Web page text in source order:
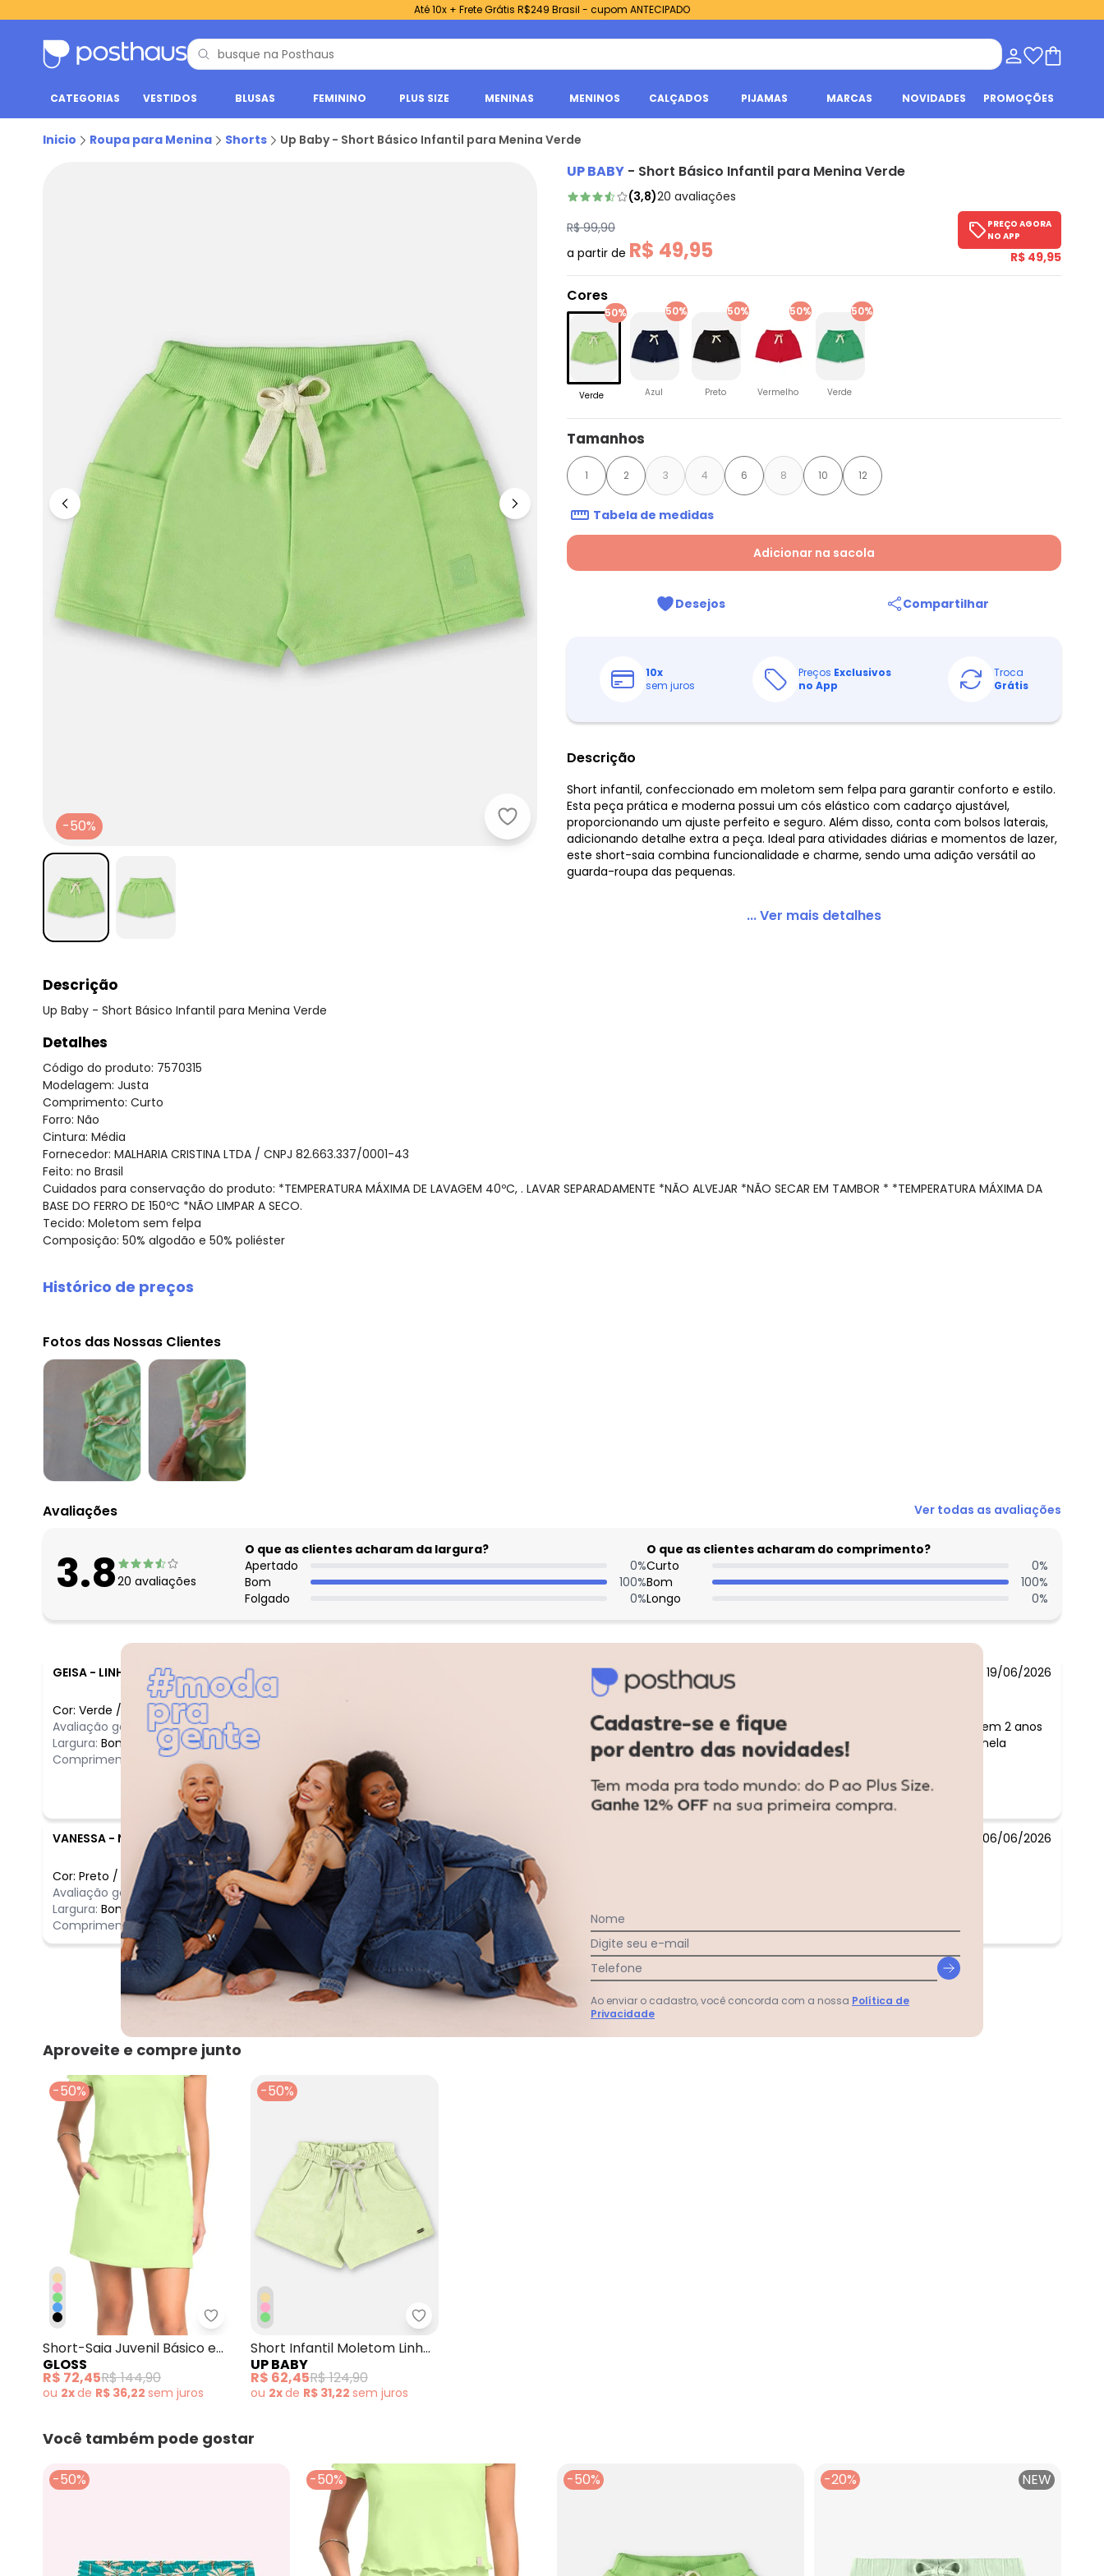
Até 10x + Frete Grátis R$249 Brasil - cupom ANTECIPADO
CATEGORIAS VESTIDOS BLUSAS FEMININO PLUS SIZE MENINAS MENINOS CALÇADOS PIJAMAS MARCAS NOVIDADES PROMOÇÕES
Inicio Roupa para Menina Shorts Up Baby - Short Básico Infantil para Menina Verde
Up Baby - Short Básico Infantil para Menina Verde
-50%
UP BABY - Short Básico Infantil para Menina Verde
(3,8)20 avaliações
R$ 99,90
a partir de R$ 49,95
PREÇO AGORA
NO APP
R$ 49,95
Cores
50%
Verde
50%
Azul
50%
Preto
50%
Vermelho
50%
Verde
Tamanhos
1 2 3 4 6 8 10 12
Tabela de medidas
Adicionar na sacola
Desejos Compartilhar
10x
sem juros
Preços Exclusivos
no App
Troca
Grátis
Descrição
Short infantil, confeccionado em moletom sem felpa para garantir conforto e estilo.
Esta peça prática e moderna possui um cós elástico com cadarço ajustável,
proporcionando um ajuste perfeito e seguro. Além disso, conta com bolsos laterais,
adicionando detalhe extra a peça. Ideal para atividades diárias e momentos de lazer,
este short-saia combina funcionalidade e charme, sendo uma adição versátil ao
guarda-roupa das pequenas.
... Ver mais detalhes
Descrição
Up Baby - Short Básico Infantil para Menina Verde
Detalhes
Código do produto: 7570315
Modelagem: Justa
Comprimento: Curto
Forro: Não
Cintura: Média
Fornecedor: MALHARIA CRISTINA LTDA / CNPJ 82.663.337/0001-43
Feito: no Brasil
Cuidados para conservação do produto: *TEMPERATURA MÁXIMA DE LAVAGEM 40ºC, . LAVAR SEPARADAMENTE *NÃO ALVEJAR *NÃO SECAR EM TAMBOR * *TEMPERATURA MÁXIMA DA
BASE DO FERRO DE 150ºC ­*NÃO LIMPAR A SECO.
Tecido: Moletom sem felpa
Composição: 50% algodão e 50% poliéster
Histórico de preços
agosto/2026
julho/2026
junho/2026
maio/2026
abril/2026
março/2026
fevereiro/2026
Fotos das Nossas Clientes
Avaliações Ver todas as avaliações
3.820 avaliações
O que as clientes acharam da largura?
Apertado
0%
Bom
100%
Folgado
0%
O que as clientes acharam do comprimento?
Curto
0%
Bom
100%
Longo
0%
GEISA - LINHARES - ES 19/06/2026
Cor: Verde /
Avaliação geral do produto: Ruim
Largura: Bom
Comprimento:
Bom
Minha filha tem 2 anos
ficou ótimo nela
VANESSA - NOVA VENECIA - ES 06/06/2026
Cor: Preto /
Avaliação geral do produto: Ótimo
Largura: Bom
Comprimento:Bom
Comentário:
Ótimo
Ver todas as avaliações
Aproveite e compre junto
-50%
Gloss - Short-Saia Juvenil Básico em Moletom Verde
Short-Saia Juvenil Básico em
Moletom Verde
GLOSS
R$ 72,45R$ 144,90
ou 2xde R$ 36,22 sem juros
-50%
Up Baby - Short Infantil Moletom Linho Verde
Short Infantil Moletom Linho
Verde
UP BABY
R$ 62,45R$ 124,90
ou 2xde R$ 31,22 sem juros
Você também pode gostar
-50% -50% -50% -20% NEW
Nome
Digite seu e-mail
Telefone
Ao enviar o cadastro, você concorda com a nossa Política de
Privacidade